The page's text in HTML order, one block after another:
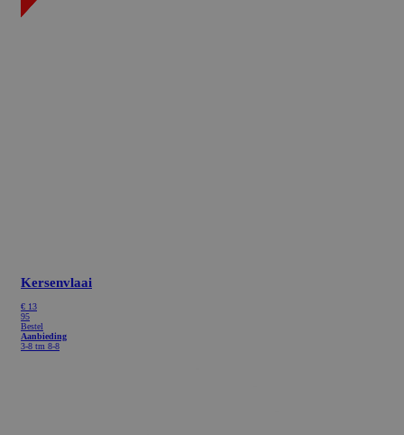
Kersenvlaai
€ 13
95
Bestel
Aanbieding
3-8 tm 8-8